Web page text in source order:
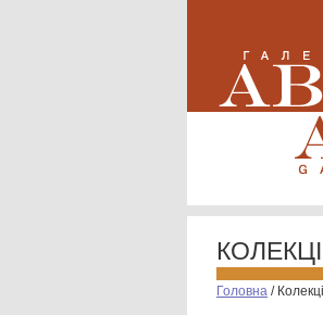
Головна /